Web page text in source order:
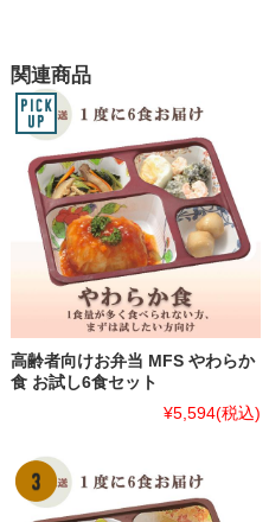
関連商品
高齢者向けお弁当 MFS やわらか
食 お試し6食セット
¥5,594(税込)